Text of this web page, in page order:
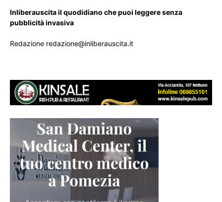
Inliberauscita il quodidiano che puoi leggere senza
pubblicità invasiva
Redazione redazione@inliberauscita.it